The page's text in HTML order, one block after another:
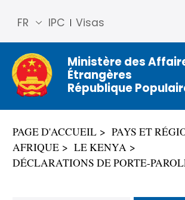
IPC Visas
FR
简体
中文
Engli
sh
Русс
Espa
ñol
Ministère des
Étrangères
République
PAGE D'ACCUEIL
PAYS ET
AFRIQUE
LE KENYA
DÉCLARATIONS DE PORTE-